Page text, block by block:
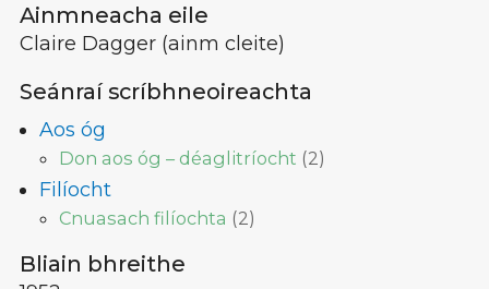
Ainmneacha eile
Claire Dagger (ainm cleite)
Seánraí scríbhneoireachta
Aos óg
Don aos óg – déaglitríocht (2)
Filíocht
Cnuasach filíochta (2)
Bliain bhreithe